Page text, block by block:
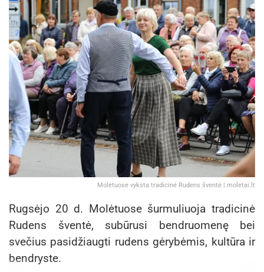
Molėtuose vyksta tradicinė Rudens šventė | moletai.lt
Rugsėjo 20 d. Molėtuose šurmuliuoja tradicinė
Rudens šventė, subūrusi bendruomenę bei
svečius pasidžiaugti rudens gėrybėmis, kultūra ir
bendryste.